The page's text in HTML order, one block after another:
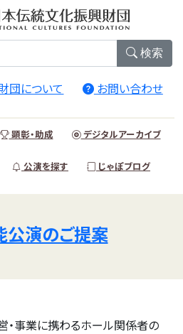
検索
団について お問い合わせ
顕彰・助成 デジタルアーカイブ
公演を探す じゃぽブログ
公演のご提案
・事業に携わるホール関係者の